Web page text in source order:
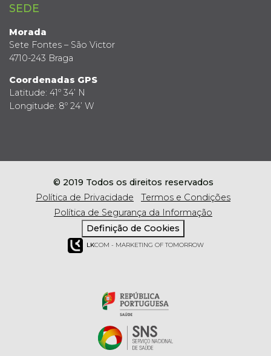
SEDE
Morada
Sete Fontes – São Victor
4710-243 Braga
Coordenadas GPS
Latitude: 41º 34’ N
Longitude: 8º 24’ W
© 2019 Todos os direitos reservados
Política de Privacidade
Termos e Condições
Política de Segurança da Informação
Definição de Cookies
LKCOM - MARKETING OF TOMORROW